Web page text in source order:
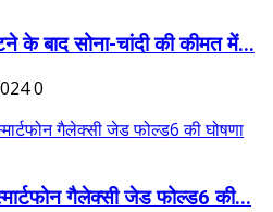
के बाद सोना-चांदी की कीमत में...
0
गैलेक्सी जेड फोल्ड6 की...